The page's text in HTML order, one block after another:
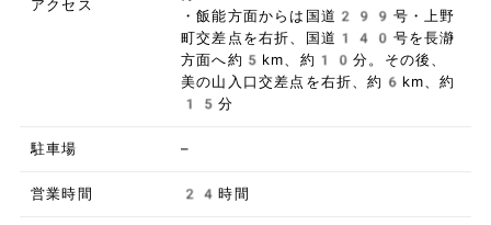
アクセス
・飯能方面からは国道299号・上野
町交差点を右折、国道140号を長瀞
方面へ約5km、約10分。その後、
美の山入口交差点を右折、約6km、約
15分
駐車場 –
営業時間 24時間